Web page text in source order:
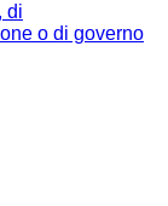
di
o di governo